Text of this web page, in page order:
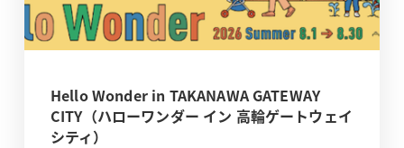
Hello Wonder in TAKANAWA GATEWAY
CITY（ハローワンダー イン 高輪ゲートウェイ
シティ）